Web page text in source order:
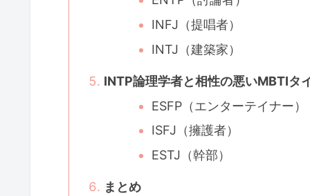
INFJ（提唱者）
INTJ（建築家）
INTP論理学者と相性の悪いMBTIタ
ESFP（エンターテイナー）
ISFJ（擁護者）
ESTJ（幹部）
まとめ